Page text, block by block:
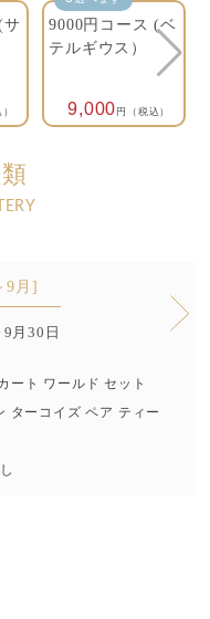
サ
9000円コース (ベ
テルギウス）
9,000 円（税込）
9月]
月30日
ート ワールド セット
ターコイズ ペア ティー